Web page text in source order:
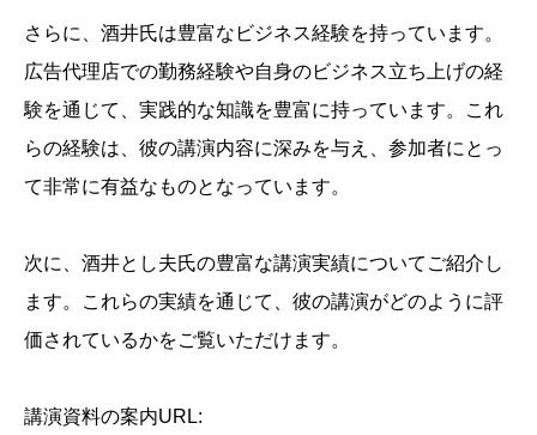
さらに、酒井氏は豊富なビジネス経験を持っています。
広告代理店での勤務経験や自身のビジネス立ち上げの経
験を通じて、実践的な知識を豊富に持っています。これ
らの経験は、彼の講演内容に深みを与え、参加者にとっ
て非常に有益なものとなっています。
次に、酒井とし夫氏の豊富な講演実績についてご紹介し
ます。これらの実績を通じて、彼の講演がどのように評
価されているかをご覧いただけます。
講演資料の案内URL: